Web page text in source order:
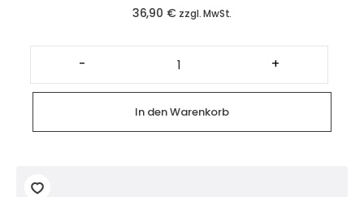
36,90 € zzgl. MwSt.
-
Platte
mit
halben
gemischt
belegten
Laugenbrötchen
(12
Stück)
+
In den Warenkorb